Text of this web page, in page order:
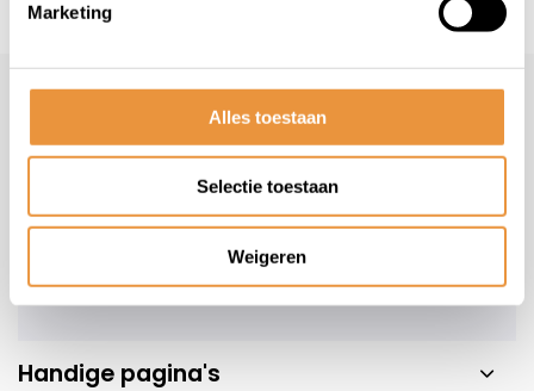
Marketing
Alles toestaan
Selectie toestaan
Weigeren
voor uw tweewieler Niet goed = geld
Veelgestelde vragen
+31 78 780 2330
info@artsloten.nl
Handige pagina's